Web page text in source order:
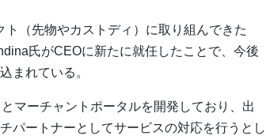
（先物やカストディ）に取り組んできた
氏がCEOに新たに就任したことで、今後
まれている。
マーチャントポータルを開発しており、出
パートナーとしてサービスの対応を行うとし